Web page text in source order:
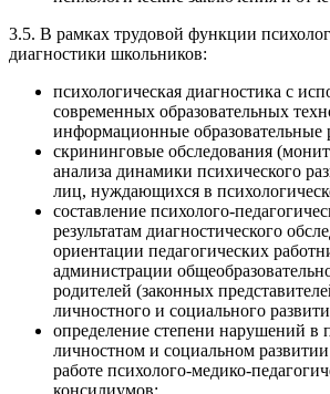
3.5. В рамках трудовой функции
диагностики школьников:
психологическая диагностика с
современных образовательных
информационные образовательные
скрининговые обследования
анализа динамики психического
лиц, нуждающихся в
составление психолого-
результатам диагностического
ориентации педагогических
администрации
родителей (законных
личностного и социального
определение степени нарушений в
личностном и социальном
работе психолого-медико-
консилиумов;